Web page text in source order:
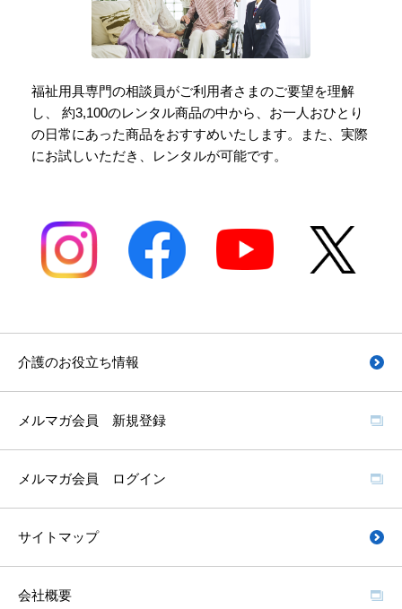
福祉用具専門の相談員がご利用者さまのご要望を理解
し、
約3,100のレンタル商品の中から、お一人おひとり
の日常にあった商品をおすすめいたします。
また、実際
にお試しいただき、レンタルが可能です。
介護のお役立ち情報
メルマガ会員 新規登録
メルマガ会員 ログイン
サイトマップ
会社概要